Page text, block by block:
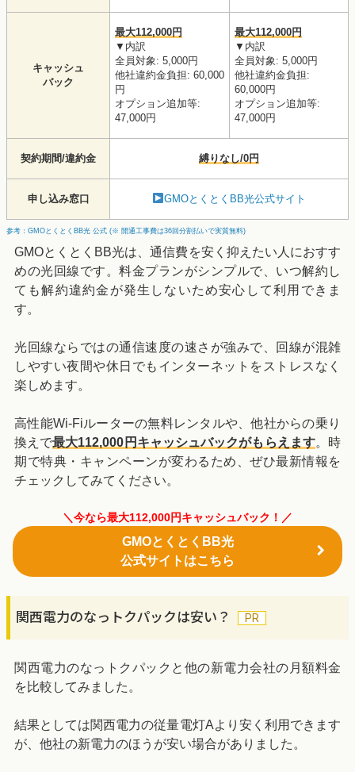
キャッシュ
バック
最大112,000円
▼内訳
全員対象: 5,000円
他社違約金負担: 60,000
円
オプション追加等:
47,000円
最大112,000円
▼内訳
全員対象: 5,000円
他社違約金負担:
60,000円
オプション追加等:
47,000円
契約期間/違約金 縛りなし/0円
申し込み窓口 GMOとくとくBB光公式サイト
参考：GMOとくとくBB光 公式 (※ 開通工事費は36回分割払いで実質無料)
GMOとくとくBB光は、通信費を安く抑えたい人におすす
めの光回線です。料金プランがシンプルで、いつ解約し
ても解約違約金が発生しないため安心して利用できま
す。
光回線ならではの通信速度の速さが強みで、回線が混雑
しやすい夜間や休日でもインターネットをストレスなく
楽しめます。
高性能Wi-Fiルーターの無料レンタルや、他社からの乗り
換えで最大112,000円キャッシュバックがもらえます。時
期で特典・キャンペーンが変わるため、ぜひ最新情報を
チェックしてみてください。
＼今なら最大112,000円キャッシュバック！／
GMOとくとくBB光
公式サイトはこちら
関西電力のなっトクパックは安い？
関西電力のなっトクパックと他の新電力会社の月額料金
を比較してみました。
結果としては関西電力の従量電灯Aより安く利用できます
が、他社の新電力のほうが安い場合がありました。